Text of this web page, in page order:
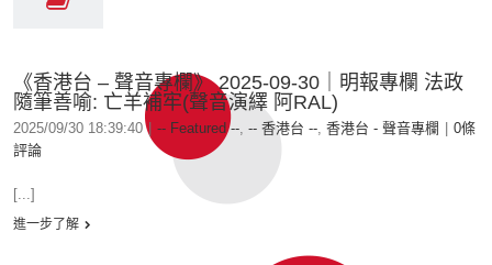
《香港台 – 聲音專欄》 2025-09-30｜明報專欄 法政
隨筆善喻: 亡羊補牢(聲音演繹 阿RAL)
2025/09/30 18:39:40 -- Featured --, -- 香港台 --, 香港台 - 聲音專欄
0條
評論
[...]
進一步了解